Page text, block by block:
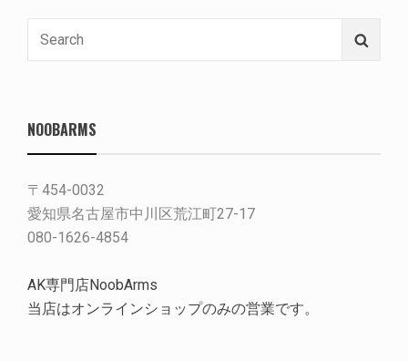
NOOBARMS
〒454-0032
愛知県名古屋市中川区荒江町27-17
080-1626-4854
AK専門店NoobArms
当店はオンラインショップのみの営業です。